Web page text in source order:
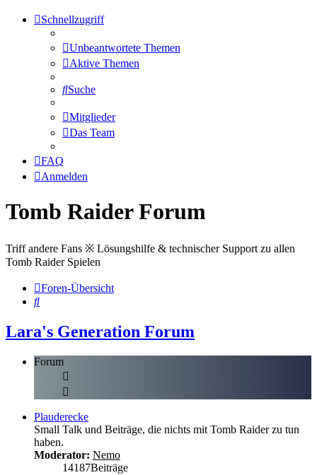
Schnellzugriff
Unbeantwortete Themen
Aktive Themen
Suche
Mitglieder
Das Team
FAQ
Anmelden
Tomb Raider Forum
Triff andere Fans ※ Lösungshilfe & technischer Support zu allen
Tomb Raider Spielen
Foren-Übersicht
Suche
Lara's Generation Forum
Forum
Plauderecke
Small Talk und Beiträge, die nichts mit Tomb Raider zu tun
haben.
Moderator: Nemo
14187Beiträge